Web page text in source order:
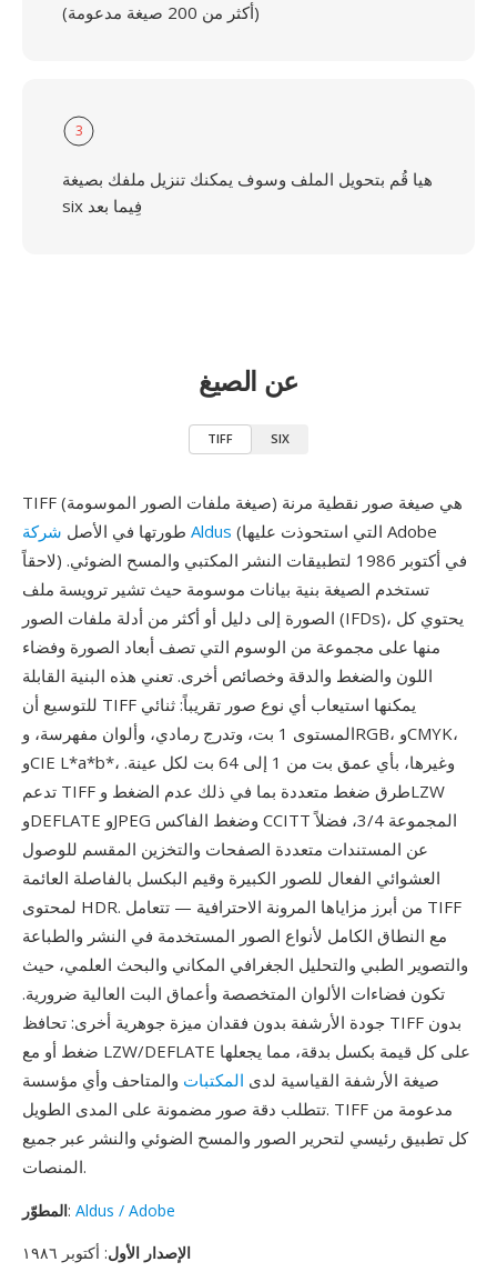
(أكثر من 200 صيغة مدعومة)
3
هيا قُم بتحويل الملف وسوف يمكنك تنزيل ملفك بصيغة
six فِيما بعد
عن الصيغ
TIFF SIX
TIFF (صيغة ملفات الصور الموسومة) هي صيغة صور نقطية مرنة
طورتها في الأصل شركة Aldus (التي استحوذت عليها Adobe
لاحقاً) في أكتوبر 1986 لتطبيقات النشر المكتبي والمسح الضوئي.
تستخدم الصيغة بنية بيانات موسومة حيث تشير ترويسة ملف
الصورة إلى دليل أو أكثر من أدلة ملفات الصور (IFDs)، يحتوي كل
منها على مجموعة من الوسوم التي تصف أبعاد الصورة وفضاء
اللون والضغط والدقة وخصائص أخرى. تعني هذه البنية القابلة
للتوسيع أن TIFF يمكنها استيعاب أي نوع صور تقريباً: ثنائي
المستوى 1 بت، وتدرج رمادي، وألوان مفهرسة، وRGB، وCMYK،
وCIE L*a*b*، وغيرها، بأي عمق بت من 1 إلى 64 بت لكل عينة.
تدعم TIFF طرق ضغط متعددة بما في ذلك عدم الضغط وLZW
وDEFLATE وJPEG وضغط الفاكس CCITT المجموعة 3/4، فضلاً
عن المستندات متعددة الصفحات والتخزين المقسم للوصول
العشوائي الفعال للصور الكبيرة وقيم البكسل بالفاصلة العائمة
لمحتوى HDR. من أبرز مزاياها المرونة الاحترافية — تتعامل TIFF
مع النطاق الكامل لأنواع الصور المستخدمة في النشر والطباعة
والتصوير الطبي والتحليل الجغرافي المكاني والبحث العلمي، حيث
تكون فضاءات الألوان المتخصصة وأعماق البت العالية ضرورية.
جودة الأرشفة بدون فقدان ميزة جوهرية أخرى: تحافظ TIFF بدون
ضغط أو مع LZW/DEFLATE على كل قيمة بكسل بدقة، مما يجعلها
صيغة الأرشفة القياسية لدى المكتبات والمتاحف وأي مؤسسة
تتطلب دقة صور مضمونة على المدى الطويل. TIFF مدعومة من
كل تطبيق رئيسي لتحرير الصور والمسح الضوئي والنشر عبر جميع
المنصات.
المطوّر: Aldus / Adobe
الإصدار الأول: أكتوبر ١٩٨٦